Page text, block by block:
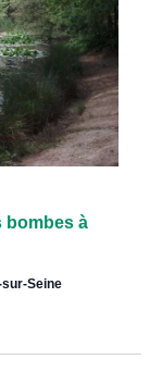
bombes à
Seine